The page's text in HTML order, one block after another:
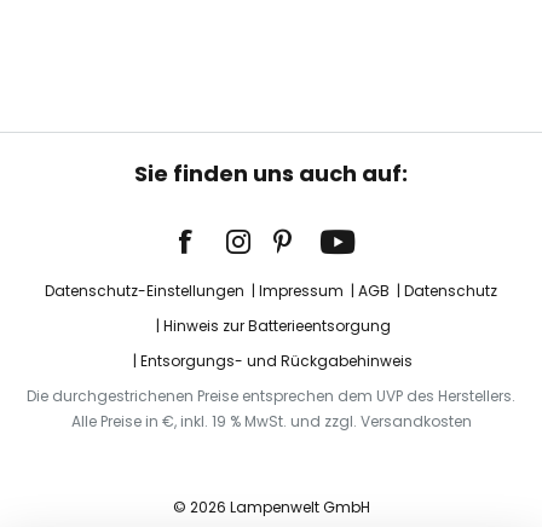
Sie finden uns auch auf:
Datenschutz-Einstellungen Impressum AGB
Datenschutz
Hinweis zur Batterieentsorgung
Entsorgungs- und Rückgabehinweis
Die durchgestrichenen Preise entsprechen dem UVP des Herstellers.
Alle Preise in €, inkl. 19 % MwSt. und zzgl. Versandkosten
© 2026 Lampenwelt GmbH